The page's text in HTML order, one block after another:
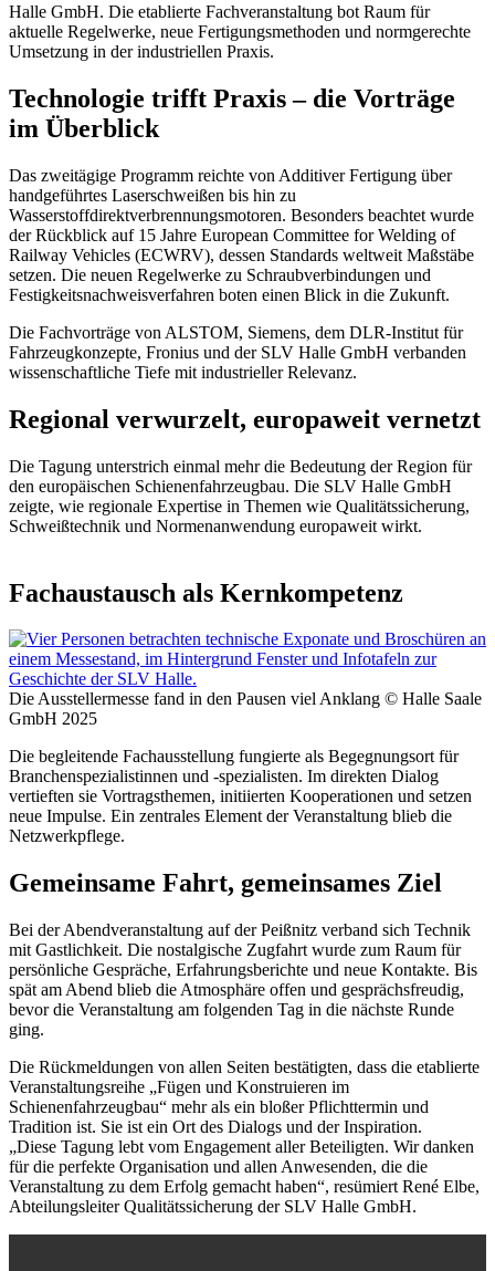
Halle GmbH. Die etablierte Fachveranstaltung bot Raum für
aktuelle Regelwerke, neue Fertigungsmethoden und normgerechte
Umsetzung in der industriellen Praxis.
Technologie trifft Praxis – die Vorträge
im Überblick
Das zweitägige Programm reichte von Additiver Fertigung über
handgeführtes Laserschweißen bis hin zu
Wasserstoffdirektverbrennungsmotoren. Besonders beachtet wurde
der Rückblick auf 15 Jahre European Committee for Welding of
Railway Vehicles (ECWRV), dessen Standards weltweit Maßstäbe
setzen. Die neuen Regelwerke zu Schraubverbindungen und
Festigkeitsnachweisverfahren boten einen Blick in die Zukunft.
Die Fachvorträge von ALSTOM, Siemens, dem DLR-Institut für
Fahrzeugkonzepte, Fronius und der SLV Halle GmbH verbanden
wissenschaftliche Tiefe mit industrieller Relevanz.
Regional verwurzelt, europaweit vernetzt
Die Tagung unterstrich einmal mehr die Bedeutung der Region für
den europäischen Schienenfahrzeugbau. Die SLV Halle GmbH
zeigte, wie regionale Expertise in Themen wie Qualitätssicherung,
Schweißtechnik und Normenanwendung europaweit wirkt.
Fachaustausch als Kernkompetenz
Die Ausstellermesse fand in den Pausen viel Anklang © Halle Saale
GmbH 2025
Die begleitende Fachausstellung fungierte als Begegnungsort für
Branchenspezialistinnen und -spezialisten. Im direkten Dialog
vertieften sie Vortragsthemen, initiierten Kooperationen und setzen
neue Impulse. Ein zentrales Element der Veranstaltung blieb die
Netzwerkpflege.
Gemeinsame Fahrt, gemeinsames Ziel
Bei der Abendveranstaltung auf der Peißnitz verband sich Technik
mit Gastlichkeit. Die nostalgische Zugfahrt wurde zum Raum für
persönliche Gespräche, Erfahrungsberichte und neue Kontakte. Bis
spät am Abend blieb die Atmosphäre offen und gesprächsfreudig,
bevor die Veranstaltung am folgenden Tag in die nächste Runde
ging.
Die Rückmeldungen von allen Seiten bestätigten, dass die etablierte
Veranstaltungsreihe „Fügen und Konstruieren im
Schienenfahrzeugbau“ mehr als ein bloßer Pflichttermin und
Tradition ist. Sie ist ein Ort des Dialogs und der Inspiration.
„Diese Tagung lebt vom Engagement aller Beteiligten. Wir danken
für die perfekte Organisation und allen Anwesenden, die die
Veranstaltung zu dem Erfolg gemacht haben“, resümiert René Elbe,
Abteilungsleiter Qualitätssicherung der SLV Halle GmbH.